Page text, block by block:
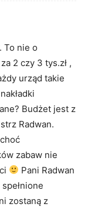
To nie o
2 czy 3 tys.zł ,
urząd takie
Budżet jest z
Radwan.
zabaw nie
Pani Radwan
zostaną z